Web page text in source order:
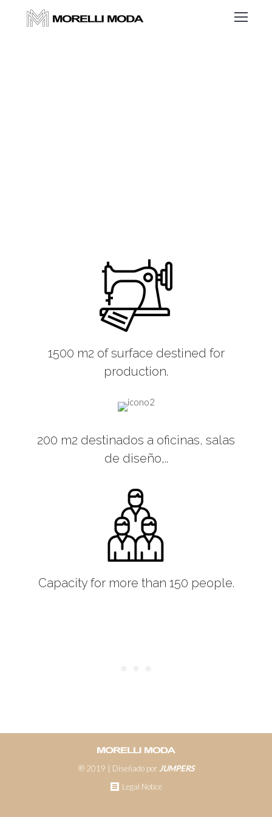
1500 m2 of surface destined for
production.
200 m2 destinados a oficinas, salas
de diseño,..
Capacity for more than 150 people.
® 2019 | Diseñado por JUMPERS
Legal Notice